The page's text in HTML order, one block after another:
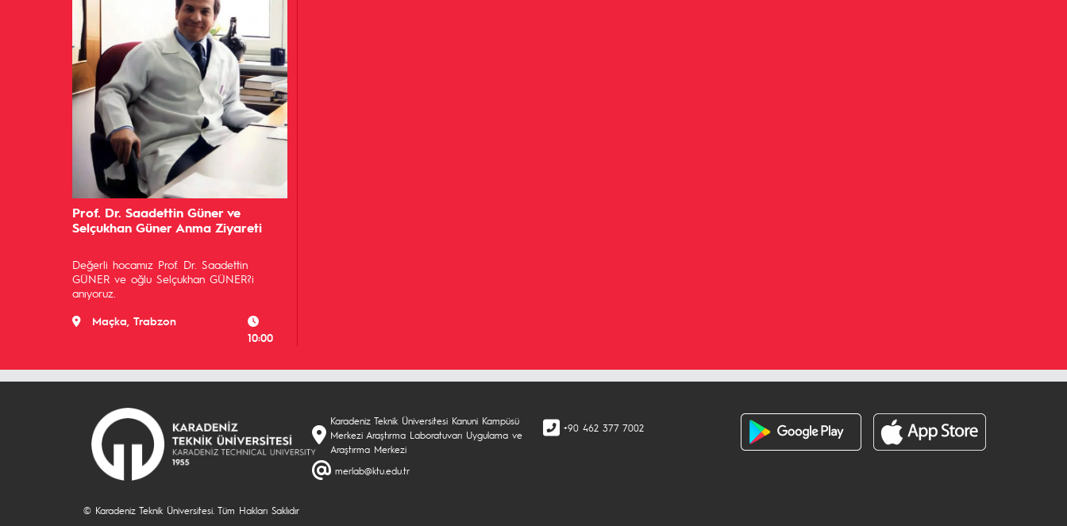
Prof. Dr. Saadettin Güner ve
Selçukhan Güner Anma Ziyareti
Değerli hocamız Prof. Dr. Saadettin
GÜNER ve oğlu Selçukhan GÜNER?i
anıyoruz.
Maçka, Trabzon
10:00
Karadeniz Teknik Üniversitesi Kanuni Kampüsü
Merkezi Araştırma Laboratuvarı Uygulama ve
Araştırma Merkezi
merlab@ktu.edu.tr
+90 462 377 7002
© Karadeniz Teknik Üniversitesi. Tüm Hakları Saklıdır